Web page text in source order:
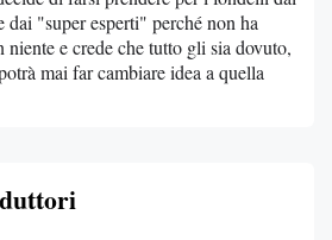
"super esperti" perché non ha
e crede che tutto gli sia dovuto,
mai far cambiare idea a quella